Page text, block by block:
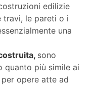
edilizie
travi, le pareti o i
una
sono
più simile ai
opere atte ad